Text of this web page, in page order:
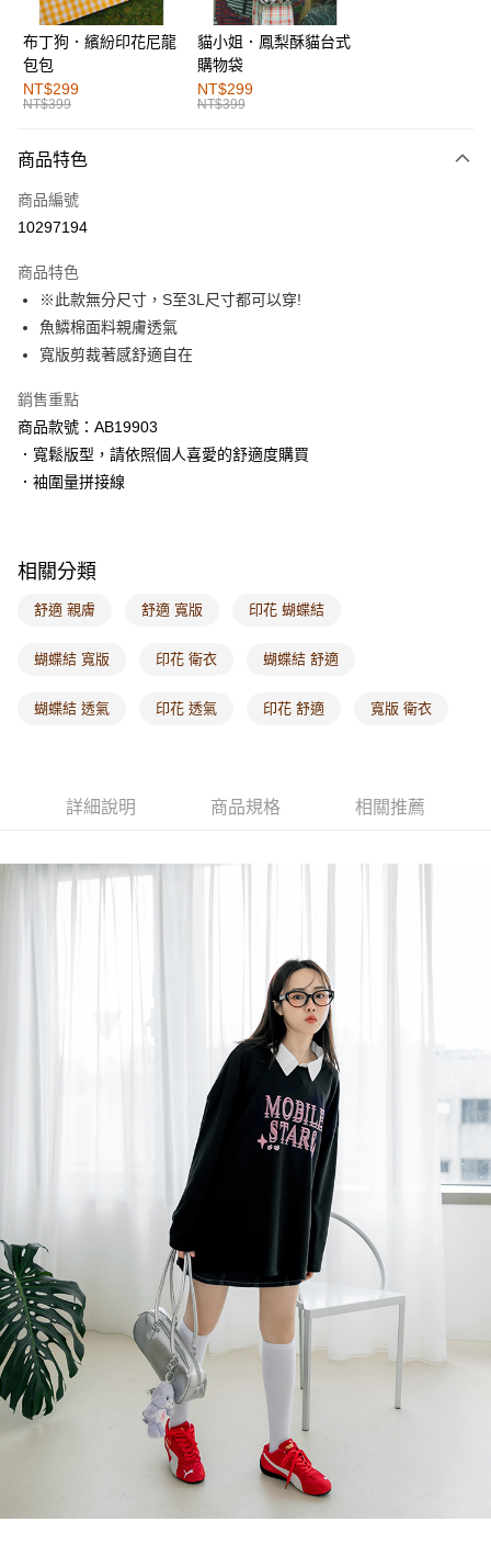
運送方式
全家取貨付款
每筆NT$60，滿NT$1,000(含以上)免運費
付款後全家取貨
萊爾富取貨付款
付款後萊爾富取貨
每筆NT$60，滿NT$1,000(含以上)免運費
7-11取貨付款
每筆NT$60，滿NT$1,000(含以上)免運費
付款後7-11取貨
每筆NT$60，滿NT$1,000(含以上)免運費
付款後門市自取
每筆NT$60，滿NT$1,000(含以上)免運費
布丁狗．繽紛印花尼龍
包包
NT$299
NT$399
貓小姐．鳳梨酥貓台式
購物袋
NT$299
NT$399
商品特色
商品編號
10297194
商品特色
※此款無分尺寸，S至3L尺寸都可以穿!
魚鱗棉面料親膚透氣
寬版剪裁著感舒適自在
銷售重點
商品款號：AB19903
．寬鬆版型，請依照個人喜愛的舒適度購買
．袖圍量拼接線
相關分類
舒適 親膚 舒適 寬版 印花 蝴蝶結
蝴蝶結 寬版 印花 衛衣 蝴蝶結 舒適
蝴蝶結 透氣 印花 透氣 印花 舒適 寬版 衛衣
詳細說明 商品規格 相關推薦